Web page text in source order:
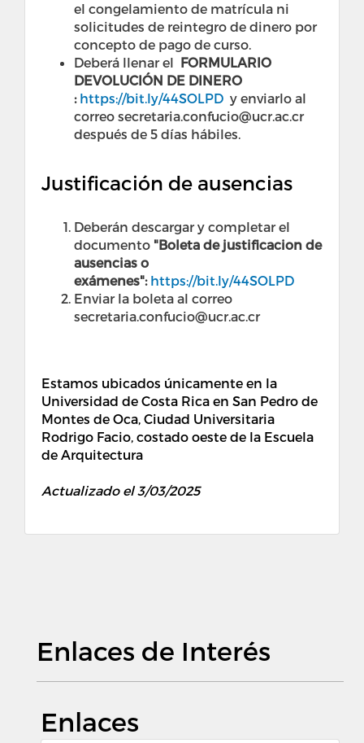
el congelamiento de matrícula ni
solicitudes de reintegro de dinero por
concepto de pago de curso.
Deberá llenar el FORMULARIO
DEVOLUCIÓN DE DINERO
: https://bit.ly/44SOLPD y enviarlo al
correo secretaria.confucio@ucr.ac.cr
después de 5 días hábiles.
Justificación de ausencias
Deberán descargar y completar el
documento "Boleta de justificacion de
ausencias o
exámenes": https://bit.ly/44SOLPD
Enviar la boleta al correo
secretaria.confucio@ucr.ac.cr
Estamos ubicados únicamente en la
Universidad de Costa Rica en San Pedro de
Montes de Oca, Ciudad Universitaria
Rodrigo Facio, costado oeste de la Escuela
de Arquitectura
Actualizado el 3/03/2025
Enlaces de Interés
Enlaces